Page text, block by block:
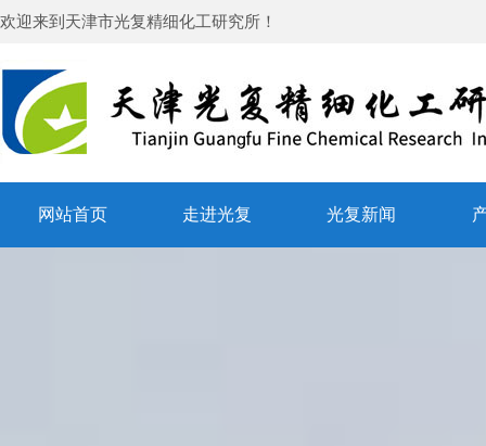
欢迎来到 天津市光复精细化工研究所 ！
网站首页 走进光复 光复新闻